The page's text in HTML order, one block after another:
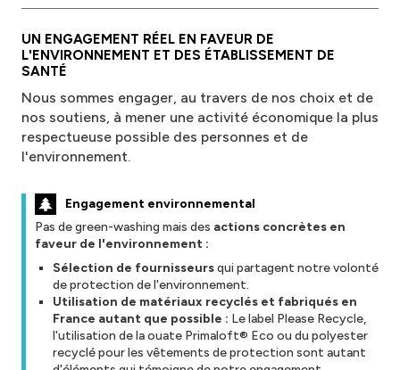
UN ENGAGEMENT RÉEL EN FAVEUR DE
L'ENVIRONNEMENT ET DES ÉTABLISSEMENT DE
SANTÉ
Nous sommes engager, au travers de nos choix et de
nos soutiens, à mener une activité économique la plus
respectueuse possible des personnes et de
l'environnement.
Engagement environnemental
Pas de green-washing mais des actions concrètes en
faveur de l'environnement :
Sélection de fournisseursqui partagent notre volonté
de protection de l'environnement.
Utilisation de matériaux recyclés et fabriqués en
France autant que possible : Le label Please Recycle,
l'utilisation de la ouate Primaloft® Eco ou du polyester
recyclé pour les vêtements de protection sont autant